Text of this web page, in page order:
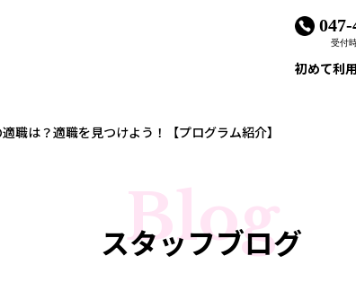
047-
受付
初めて利
職は？適職を見つけよう！【プログラム紹介】
スタッフブログ
Blog